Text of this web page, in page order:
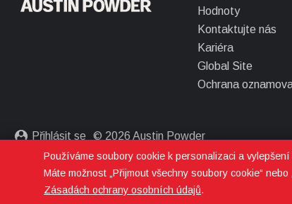
Hodnoty
Kontaktujte nás
Kariéra
Global Site
Ochrana
Přihlásit se © 2026 Austin Powder
Zásady ochrany osobních údajů
Používáme soubory cookie k personalizaci a
Máte možnost „Přijmout všechny soubory cookie“
Zásadách ochrany osobních údajů.